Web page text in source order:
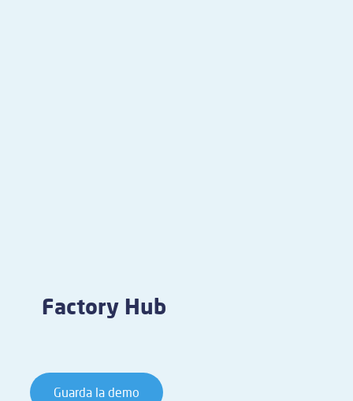
Factory Hub
Guarda la demo